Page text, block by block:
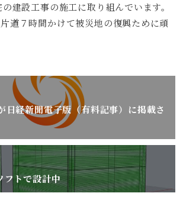
建設工事の施工に取り組んでいます。
道７時間かけて被災地の復興ために頑
日経新聞電子版（有料記事）に掲載さ
フトで設計中